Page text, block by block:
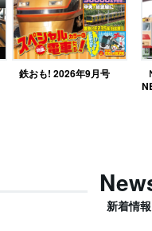
鉄おも! 2026年9月号
新着情報